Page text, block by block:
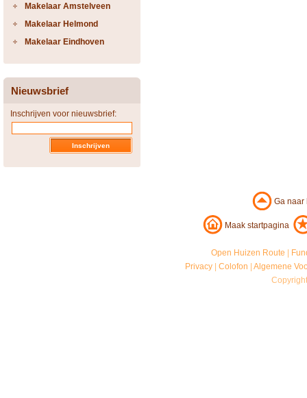
Makelaar Amstelveen
Makelaar Helmond
Makelaar Eindhoven
Nieuwsbrief
Inschrijven voor nieuwsbrief:
Ga
Maak startpagina
Open Huizen Route
Privacy |Colofon |Algemene